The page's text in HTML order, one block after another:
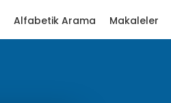
Alfabetik Arama Makaleler